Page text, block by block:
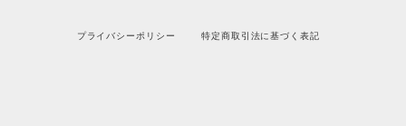
プライバシーポリシー 特定商取引法に基づく表記